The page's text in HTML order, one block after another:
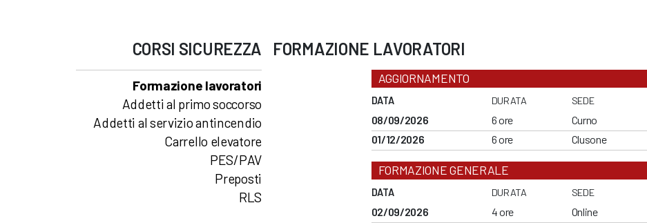
CORSI SICUREZZA
Addetti al primo soccorso
Addetti al servizio antincendio
Carrello elevatore
Formazione lavoratori
PES/PAV
Preposti
RLS
FORMAZIONE LAVORATORI
AGGIORNAMENTO
DATA DURATA SEDE
08/09/2026 6 ore Curno
01/12/2026 6 ore Clusone
FORMAZIONE GENERALE
DATA DURATA SEDE
02/09/2026 4 ore Online